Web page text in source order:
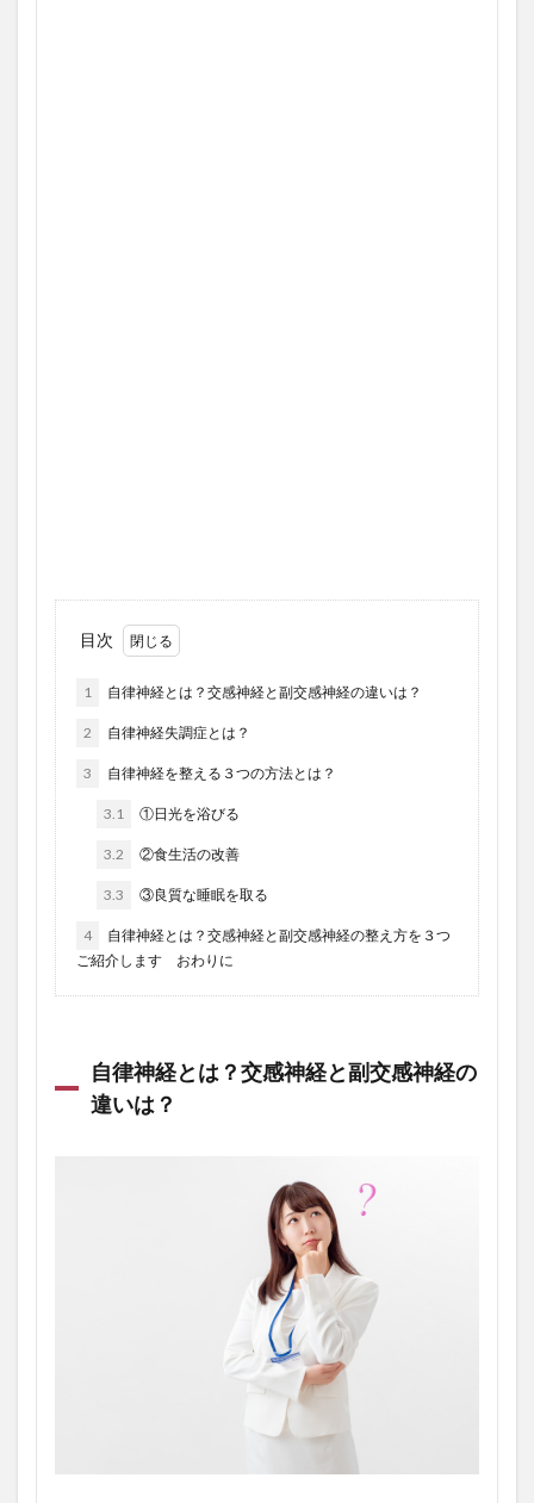
目次
1 自律神経とは？交感神経と副交感神経の違いは？
2 自律神経失調症とは？
3 自律神経を整える３つの方法とは？
3.1 ①日光を浴びる
3.2 ②食生活の改善
3.3 ③良質な睡眠を取る
4
自律神経とは？交感神経と副交感神経の整え方を３つ
ご紹介します おわりに
自律神経とは？交感神経と副交感神経の
違いは？